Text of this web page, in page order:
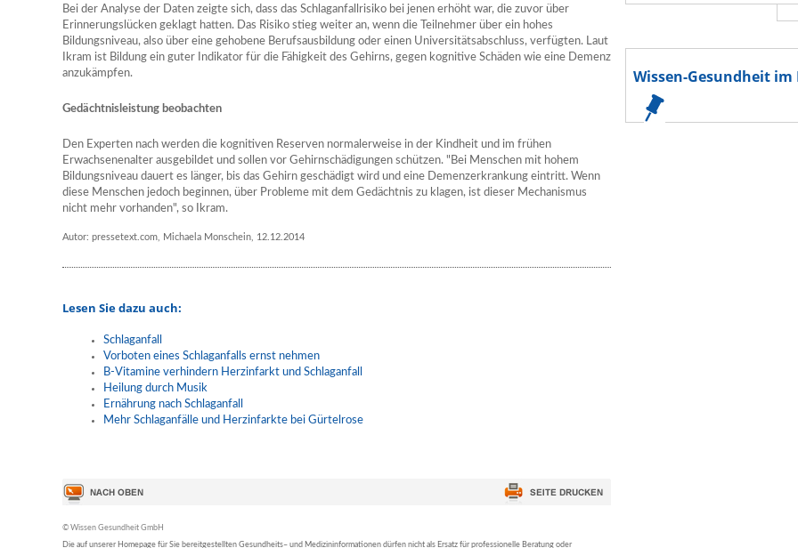
Bei der Analyse der Daten zeigte sich, dass das Schlaganfallrisiko bei jenen erhöht war, die zuvor über
Erinnerungslücken geklagt hatten. Das Risiko stieg weiter an, wenn die Teilnehmer über ein hohes
Bildungsniveau, also über eine gehobene Berufsausbildung oder einen Universitätsabschluss, verfügten. Laut
Ikram ist Bildung ein guter Indikator für die Fähigkeit des Gehirns, gegen kognitive Schäden wie eine Demenz
anzukämpfen.
Gedächtnisleistung beobachten
Den Experten nach werden die kognitiven Reserven normalerweise in der Kindheit und im frühen
Erwachsenenalter ausgebildet und sollen vor Gehirnschädigungen schützen. "Bei Menschen mit hohem
Bildungsniveau dauert es länger, bis das Gehirn geschädigt wird und eine Demenzerkrankung eintritt. Wenn
diese Menschen jedoch beginnen, über Probleme mit dem Gedächtnis zu klagen, ist dieser Mechanismus
nicht mehr vorhanden", so Ikram.
Autor: pressetext.com, Michaela Monschein, 12.12.2014
Lesen Sie dazu auch:
Schlaganfall
Vorboten eines Schlaganfalls ernst nehmen
B-Vitamine verhindern Herzinfarkt und Schlaganfall
Heilung durch Musik
Ernährung nach Schlaganfall
Mehr Schlaganfälle und Herzinfarkte bei Gürtelrose
© Wissen Gesundheit GmbH
Die auf unserer Homepage für Sie bereitgestellten Gesundheits– und Medizininformationen dürfen nicht als Ersatz für professionelle Beratung oder
Wissen-Gesundheit im